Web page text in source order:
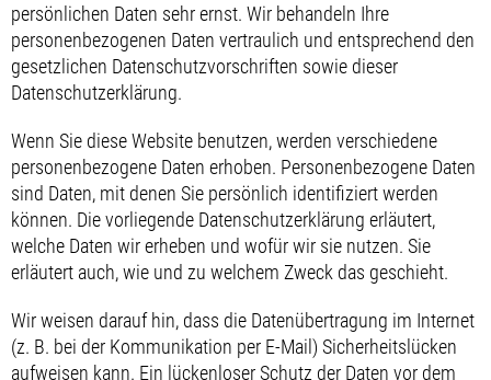
persönlichen Daten sehr ernst. Wir behandeln Ihre
personenbezogenen Daten vertraulich und entsprechend den
gesetzlichen Datenschutzvorschriften sowie dieser
Datenschutzerklärung.
Wenn Sie diese Website benutzen, werden verschiedene
personenbezogene Daten erhoben. Personenbezogene Daten
sind Daten, mit denen Sie persönlich identifiziert werden
können. Die vorliegende Datenschutzerklärung erläutert,
welche Daten wir erheben und wofür wir sie nutzen. Sie
erläutert auch, wie und zu welchem Zweck das geschieht.
Wir weisen darauf hin, dass die Datenübertragung im Internet
(z. B. bei der Kommunikation per E-Mail) Sicherheitslücken
aufweisen kann. Ein lückenloser Schutz der Daten vor dem